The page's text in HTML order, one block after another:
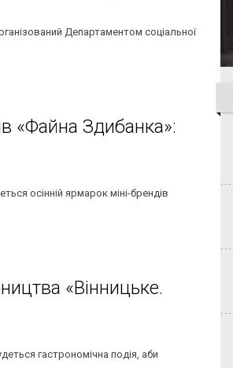
Департаментом соціальної
«Файна Здибанка»:
осінній ярмарок міні-брендів
«Вінницьке.
гастрономічна подія, аби